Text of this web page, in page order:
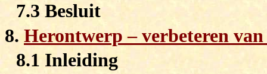
7.3 Besluit
8. Herontwerp – verbeteren
8.1 Inleiding